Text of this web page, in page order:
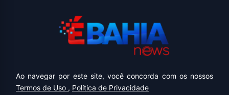
Ao navegar por este site, você concorda com os nossos
Termos de Uso , Política de Privacidade